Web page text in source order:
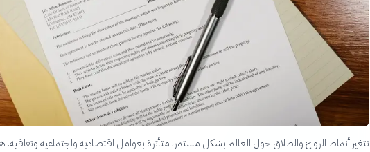
تتغير أنماط الزواج والطلاق حول العالم بشكل مستمر، متأثرة بعوامل اقتصادية واجتماعية وثقافية.